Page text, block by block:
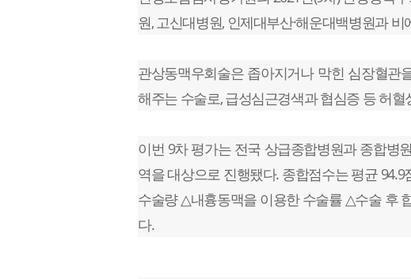
원, 고신대병원, 인제대부산·해운대백병원과
관상동맥우회술은 좁아지거나 막힌 심장혈
해주는 수술로, 급성심근경색과 협심증 등 허
이번 9차 평가는 전국 상급종합병원과 종합병
역을 대상으로 진행됐다. 종합점수는 평균
수술량 △내흉동맥을 이용한 수술률 △수술 후
다.